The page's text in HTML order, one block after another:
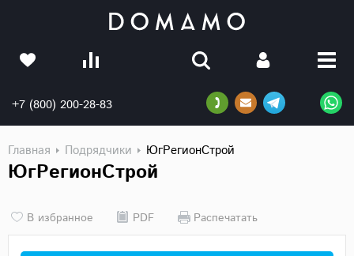
+7 (800) 200-28-83
Главная Подрядчики ЮгРегионСтрой
ЮгРегионСтрой
В избранное PDF Распечатать